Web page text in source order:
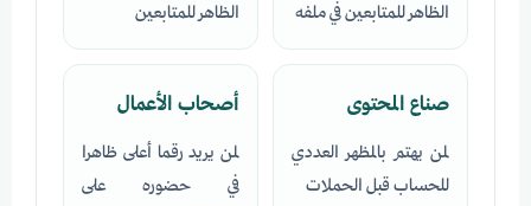
الظاهر للمتابعين في ملفه
الظاهر للمتابعين
صناع المحتوى
لمن يهتم بالمظهر العددي
للحساب قبل الحملات
أصحاب الأعمال
لمن يريد رقما أعلى ظاهرا
في حضوره على